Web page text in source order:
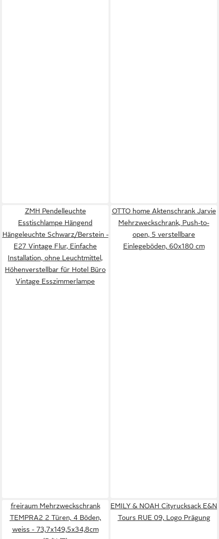
ZMH Pendelleuchte
Esstischlampe Hängend
Hängeleuchte Schwarz/Berstein -
E27 Vintage Flur, Einfache
Installation, ohne Leuchtmittel,
Höhenverstellbar für Hotel Büro
Vintage Esszimmerlampe
OTTO home Aktenschrank Jarvie
Mehrzweckschrank, Push-to-
open, 5 verstellbare
Einlegeböden, 60x180 cm
freiraum Mehrzweckschrank
TEMPRA2 2 Türen, 4 Böden,
weiss - 73,7x149,5x34,8cm
EMILY & NOAH Cityrucksack E&N
Tours RUE 09, Logo Prägung